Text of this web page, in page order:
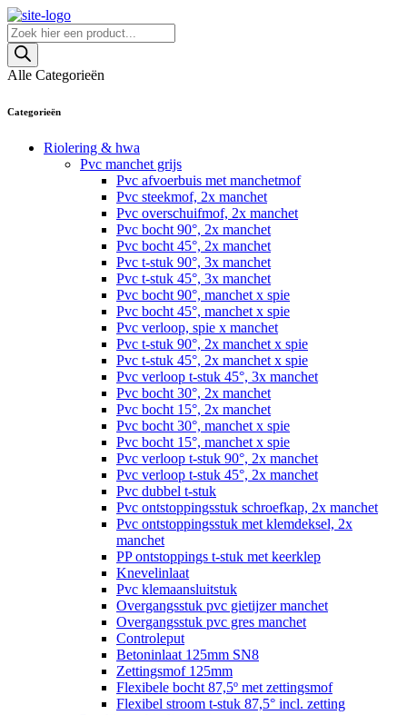
Skip
to
content
Producten
zoeken
Alle Categorieën
Categorieën
Riolering & hwa
Pvc manchet grijs
Pvc afvoerbuis met manchetmof
Pvc steekmof, 2x manchet
Pvc overschuifmof, 2x manchet
Pvc bocht 90°, 2x manchet
Pvc bocht 45°, 2x manchet
Pvc t-stuk 90°, 3x manchet
Pvc t-stuk 45°, 3x manchet
Pvc bocht 90°, manchet x spie
Pvc bocht 45°, manchet x spie
Pvc verloop, spie x manchet
Pvc t-stuk 90°, 2x manchet x spie
Pvc t-stuk 45°, 2x manchet x spie
Pvc verloop t-stuk 45°, 3x manchet
Pvc bocht 30°, 2x manchet
Pvc bocht 15°, 2x manchet
Pvc bocht 30°, manchet x spie
Pvc bocht 15°, manchet x spie
Pvc verloop t-stuk 90°, 2x manchet
Pvc verloop t-stuk 45°, 2x manchet
Pvc dubbel t-stuk
Pvc ontstoppingsstuk schroefkap, 2x manchet
Pvc ontstoppingsstuk met klemdeksel, 2x
manchet
PP ontstoppings t-stuk met keerklep
Knevelinlaat
Pvc klemaansluitstuk
Overgangsstuk pvc gietijzer manchet
Overgangsstuk pvc gres manchet
Controleput
Betoninlaat 125mm SN8
Zettingsmof 125mm
Flexibele bocht 87,5º met zettingsmof
Flexibel stroom t-stuk 87,5° incl. zetting